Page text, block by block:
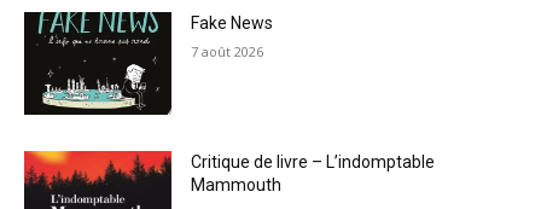
Fake News
7 août 2026
Critique de livre – L’indomptable
Mammouth